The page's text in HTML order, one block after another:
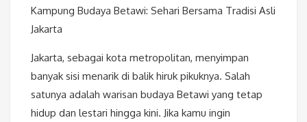
Kampung Budaya Betawi: Sehari Bersama Tradisi Asli
Jakarta
Jakarta, sebagai kota metropolitan, menyimpan
banyak sisi menarik di balik hiruk pikuknya. Salah
satunya adalah warisan budaya Betawi yang tetap
hidup dan lestari hingga kini. Jika kamu ingin